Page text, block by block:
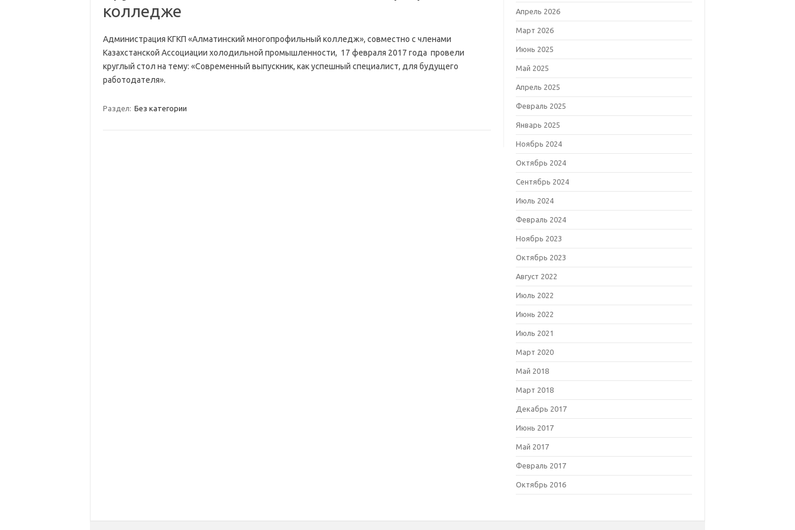
колледже
Администрация КГКП «Алматинский многопрофильный колледж», совместно с членами
Казахстанской Ассоциации холодильной промышленности, 17 февраля 2017 года провели
круглый стол на тему: «Современный выпускник, как успешный специалист, для будущего
работодателя».
Раздел: Без категории
Апрель 2026
Март 2026
Июнь 2025
Май 2025
Апрель 2025
Февраль 2025
Январь 2025
Ноябрь 2024
Октябрь 2024
Сентябрь 2024
Июль 2024
Февраль 2024
Ноябрь 2023
Октябрь 2023
Август 2022
Июль 2022
Июнь 2022
Июль 2021
Март 2020
Май 2018
Март 2018
Декабрь 2017
Июнь 2017
Май 2017
Февраль 2017
Октябрь 2016